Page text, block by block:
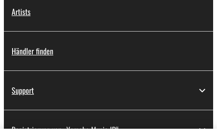
Artists
Händler finden
Support
Registrierung von „Yamaha Music ID“